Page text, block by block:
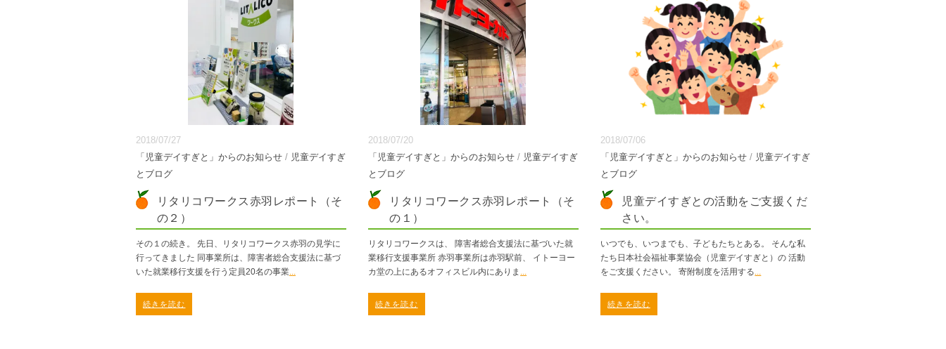
2018/07/27
「児童デイすぎと」からのお知らせ/ 児童デイすぎ
とブログ
リタリコワークス赤羽レポート（そ
の２）
その１の続き。 先日、リタリコワークス赤羽の見学に
行ってきました 同事業所は、障害者総合支援法に基づ
いた就業移行支援を行う定員20名の事業...
続きを読む
2018/07/20
「児童デイすぎと」からのお知らせ / 児童デイすぎ
とブログ
リタリコワークス赤羽レポート（そ
の１）
リタリコワークスは、 障害者総合支援法に基づいた就
業移行支援事業所 赤羽事業所は赤羽駅前、 イトーヨー
カ堂の上にあるオフィスビル内にありま ...
続きを読む
2018/07/06
「児童デイすぎと」からのお知らせ / 児童デイすぎ
とブログ
児童デイすぎとの活動をご支援くだ
さい。
いつでも、いつまでも、子どもたちとある。 そんな私
たち日本社会福祉事業協会（児童デイすぎと）の 活動
をご支援ください。 寄附制度を活用する...
続きを読む